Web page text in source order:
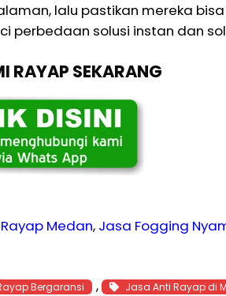
lalu pastikan mereka
perbedaan solusi instan dan
RAYAP SEKARANG
Medan, Jasa Fogging
Bergaransi , Jasa Anti Rayap di